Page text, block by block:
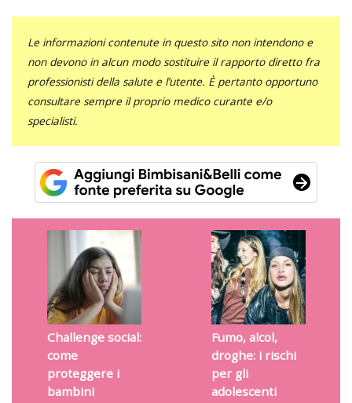
Le informazioni contenute in questo sito non intendono e
non devono in alcun modo sostituire il rapporto diretto fra
professionisti della salute e l’utente. È pertanto opportuno
consultare sempre il proprio medico curante e/o
specialisti.
Challenge social:
come
proteggere i
bambini
Fumo, alcol,
droghe: i rischi
per gli
adolescenti